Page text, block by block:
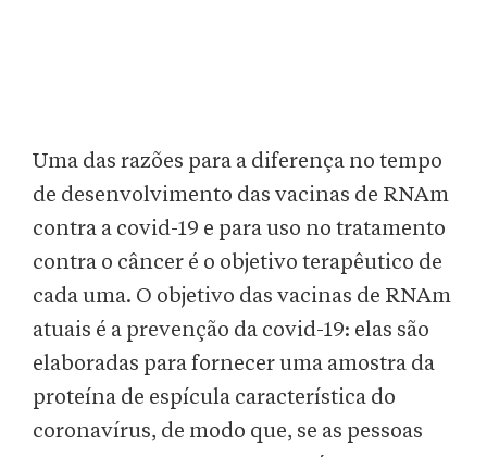
Uma das razões para a diferença no tempo
de desenvolvimento das vacinas de RNAm
contra a covid-19 e para uso no tratamento
contra o câncer é o objetivo terapêutico de
cada uma. O objetivo das vacinas de RNAm
atuais é a prevenção da covid-19: elas são
elaboradas para fornecer uma amostra da
proteína de espícula característica do
coronavírus, de modo que, se as pessoas